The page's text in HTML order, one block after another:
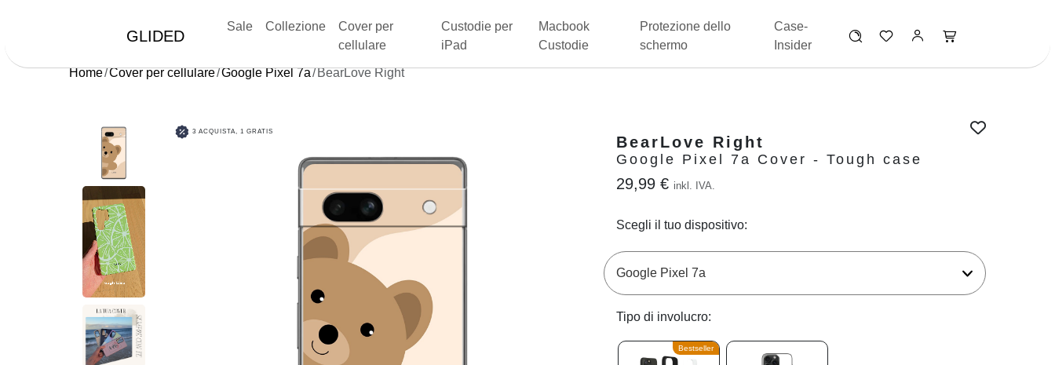
GLIDED
Sale Collezione
Cover per
cellulare
Custodie per
iPad
Macbook
Custodie
Protezione dello
schermo
Case-
Insider
Home Cover per cellulare Google Pixel 7a BearLove Right
3 ACQUISTA, 1 GRATIS
BearLove Right
Google Pixel 7a Cover - Tough case
29,99 € inkl. IVA.
Scegli il tuo dispositivo:
Tipo di involucro:
Bestseller